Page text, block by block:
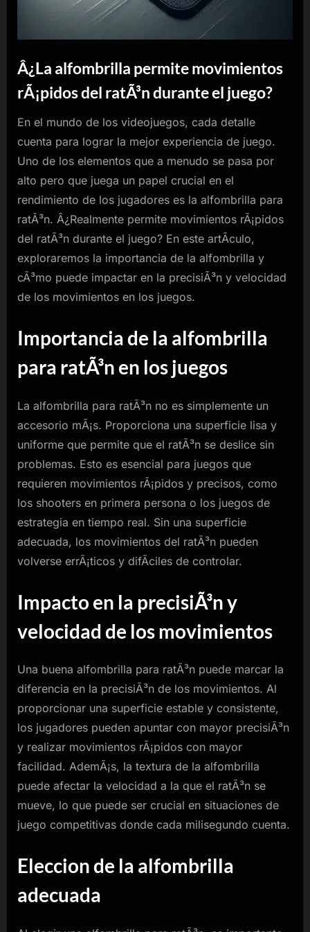
Â¿La alfombrilla permite movimientos
rÃ¡pidos del ratÃ³n durante el juego?
En el mundo de los videojuegos, cada detalle
cuenta para lograr la mejor experiencia de juego.
Uno de los elementos que a menudo se pasa por
alto pero que juega un papel crucial en el
rendimiento de los jugadores es la alfombrilla para
ratÃ³n. Â¿Realmente permite movimientos rÃ¡pidos
del ratÃ³n durante el juego? En este artÃ­culo,
exploraremos la importancia de la alfombrilla y
cÃ³mo puede impactar en la precisiÃ³n y velocidad
de los movimientos en los juegos.
Importancia de la alfombrilla
para ratÃ³n en los juegos
La alfombrilla para ratÃ³n no es simplemente un
accesorio mÃ¡s. Proporciona una superficie lisa y
uniforme que permite que el ratÃ³n se deslice sin
problemas. Esto es esencial para juegos que
requieren movimientos rÃ¡pidos y precisos, como
los shooters en primera persona o los juegos de
estrategia en tiempo real. Sin una superficie
adecuada, los movimientos del ratÃ³n pueden
volverse errÃ¡ticos y difÃ­ciles de controlar.
Impacto en la precisiÃ³n y
velocidad de los movimientos
Una buena alfombrilla para ratÃ³n puede marcar la
diferencia en la precisiÃ³n de los movimientos. Al
proporcionar una superficie estable y consistente,
los jugadores pueden apuntar con mayor precisiÃ³n
y realizar movimientos rÃ¡pidos con mayor
facilidad. AdemÃ¡s, la textura de la alfombrilla
puede afectar la velocidad a la que el ratÃ³n se
mueve, lo que puede ser crucial en situaciones de
juego competitivas donde cada milisegundo cuenta.
Eleccion de la alfombrilla
adecuada